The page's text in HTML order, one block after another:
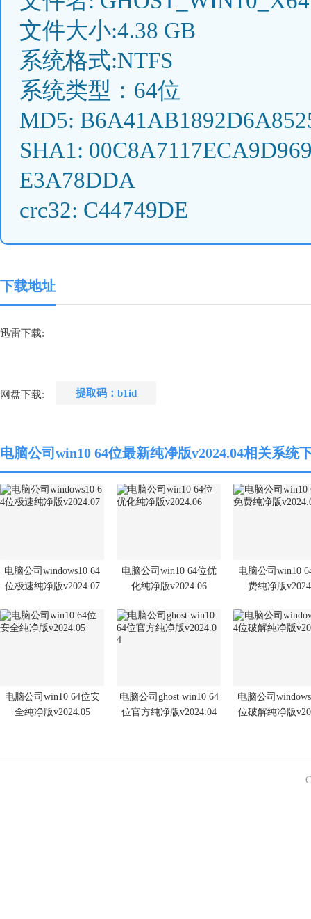
文件大小:4.38 GB
系统格式:NTFS
系统类型：64位
MD5:
SHA1:
E3A78DDA
crc32: C44749DE
下载地址
迅雷下载:
网盘下载: 提取码：b1id
电脑公司win10 64位最新纯净版v2024.04相关系统
电脑公司windows10 64
位极速纯净版v2024.07
电脑公司win10 64位优
化纯净版v2024.06
电脑公司win10
费纯净版
电脑公司win10 64位安
全纯净版v2024.05
电脑公司ghost win10 64
位官方纯净版v2024.04
电脑公司
位破解纯净版